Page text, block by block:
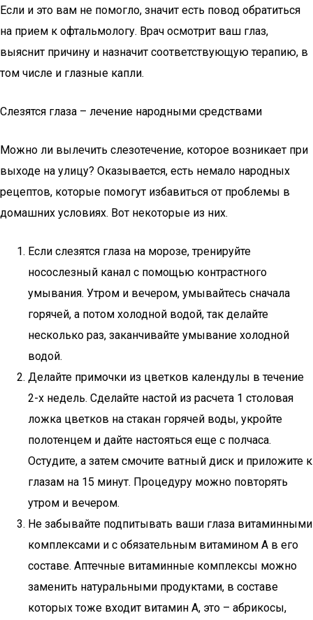
Если и это вам не помогло, значит есть повод обратиться
на прием к офтальмологу. Врач осмотрит ваш глаз,
выяснит причину и назначит соответствующую терапию, в
том числе и глазные капли.
Слезятся глаза – лечение народными средствами
Можно ли вылечить слезотечение, которое возникает при
выходе на улицу? Оказывается, есть немало народных
рецептов, которые помогут избавиться от проблемы в
домашних условиях. Вот некоторые из них.
Если слезятся глаза на морозе, тренируйте
носослезный канал с помощью контрастного
умывания. Утром и вечером, умывайтесь сначала
горячей, а потом холодной водой, так делайте
несколько раз, заканчивайте умывание холодной
водой.
Делайте примочки из цветков календулы в течение
2-х недель. Сделайте настой из расчета 1 столовая
ложка цветков на стакан горячей воды, укройте
полотенцем и дайте настояться еще с полчаса.
Остудите, а затем смочите ватный диск и приложите к
глазам на 15 минут. Процедуру можно повторять
утром и вечером.
Не забывайте подпитывать ваши глаза витаминными
комплексами и с обязательным витамином А в его
составе. Аптечные витаминные комплексы можно
заменить натуральными продуктами, в составе
которых тоже входит витамин А, это – абрикосы,